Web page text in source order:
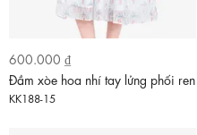
600.000 ₫
Đầm xòe hoa nhí tay lửng phối ren
KK188-15